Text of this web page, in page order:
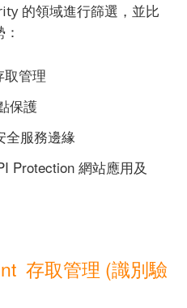
的領域進行篩選，並比
取管理
保護
全服務邊緣
Protection 網站應用及
存取管理 (識別驗